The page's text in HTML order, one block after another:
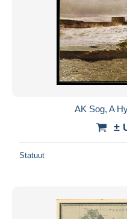
AK Sog, A
±
Statuut